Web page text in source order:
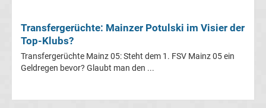
League
Fußball
Transfergerüchte: Mainzer Potulski im Visier der
Top-Klubs?
Transfergerüchte Mainz 05: Steht dem 1. FSV Mainz 05 ein
Geldregen bevor? Glaubt man den ...